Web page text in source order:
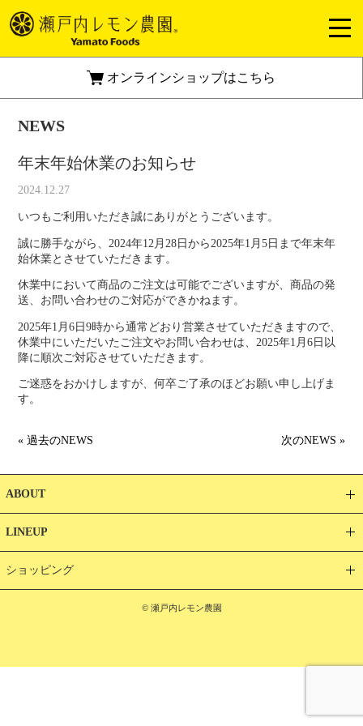
オンラインショップはこちら
NEWS
年末年始休業のお知らせ
2024.12.27
いつもご利用いただき誠にありがとうございます。
誠に勝手ながら、2024年12月28日から2025年1月5日まで年末年
始休業とさせていただきます。
休業中において商品のご注文は可能でございますが、商品の発
送、お問い合わせのご対応ができかねます。
2025年1月6日9時から通常どおり営業させていただきますので、
休業中にいただいたご注文やお問い合わせは、2025年1月6日以
降に順次ご対応させていただきます。
ご迷惑をおかけしますが、何卒ご了承のほどお願い申し上げま
す。
« 過去のNEWS 次のNEWS »
ABOUT
LINEUP
ショッピング
© 瀬戸内レモン農園